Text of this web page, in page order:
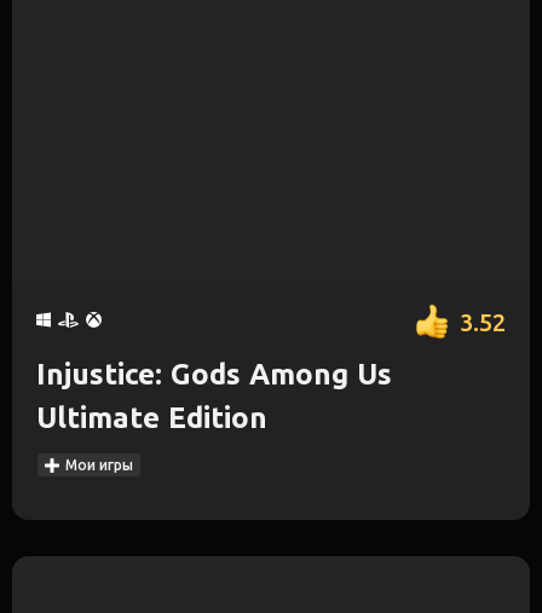
3.52
Injustice: Gods Among Us
Ultimate Edition
Мои игры